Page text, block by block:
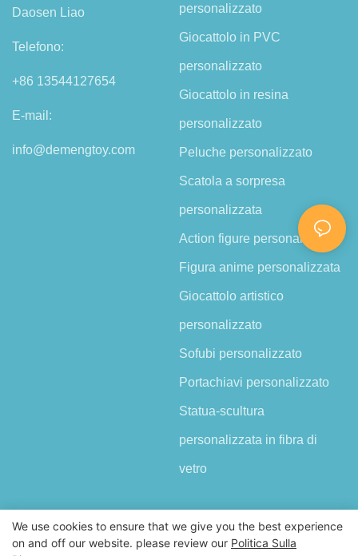
Daosen Liao
Telefono:
+86 13544127654
E-mail:
info@demengtoy.com
personalizzato
Giocattolo in PVC
personalizzato
Giocattolo in resina
personalizzato
Peluche personalizzato
Scatola a sorpresa
personalizzata
Action figure personalizzata
Figura anime personalizzata
Giocattolo artistico
personalizzato
Sofubi personalizzato
Portachiavi personalizzato
Statua-scultura
personalizzata in fibra di
vetro
We use cookies to ensure that we give you the best experience
on and off our website. please review our Politica Sulla